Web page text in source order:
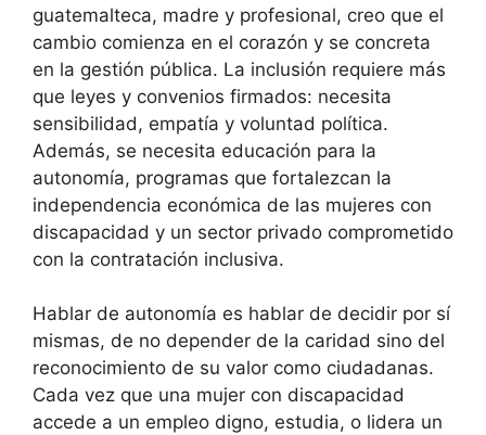
guatemalteca, madre y profesional, creo que el
cambio comienza en el corazón y se concreta
en la gestión pública. La inclusión requiere más
que leyes y convenios firmados: necesita
sensibilidad, empatía y voluntad política.
Además, se necesita educación para la
autonomía, programas que fortalezcan la
independencia económica de las mujeres con
discapacidad y un sector privado comprometido
con la contratación inclusiva.
Hablar de autonomía es hablar de decidir por sí
mismas, de no depender de la caridad sino del
reconocimiento de su valor como ciudadanas.
Cada vez que una mujer con discapacidad
accede a un empleo digno, estudia, o lidera un